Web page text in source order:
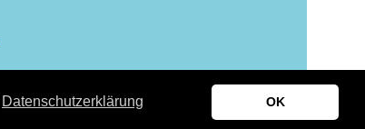
Datenschutzerklärung OK